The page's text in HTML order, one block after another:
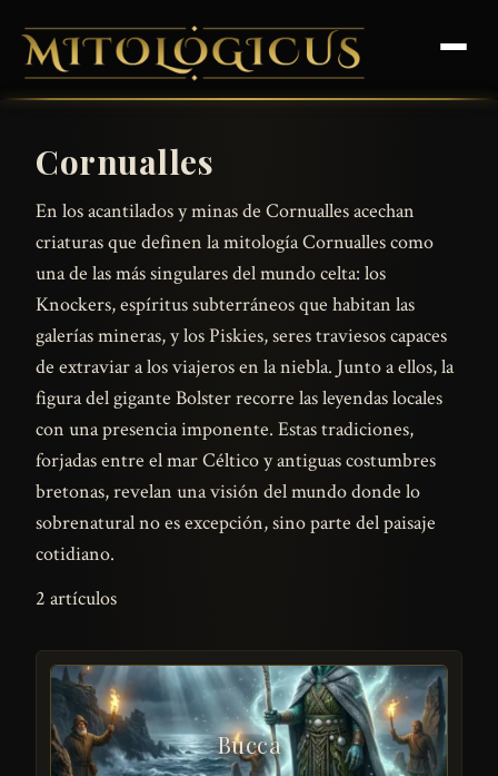
Cornualles
En los acantilados y minas de Cornualles acechan
criaturas que definen la mitología Cornualles como
una de las más singulares del mundo celta: los
Knockers, espíritus subterráneos que habitan las
galerías mineras, y los Piskies, seres traviesos capaces
de extraviar a los viajeros en la niebla. Junto a ellos, la
figura del gigante Bolster recorre las leyendas locales
con una presencia imponente. Estas tradiciones,
forjadas entre el mar Céltico y antiguas costumbres
bretonas, revelan una visión del mundo donde lo
sobrenatural no es excepción, sino parte del paisaje
cotidiano.
2 artículos
Bucca